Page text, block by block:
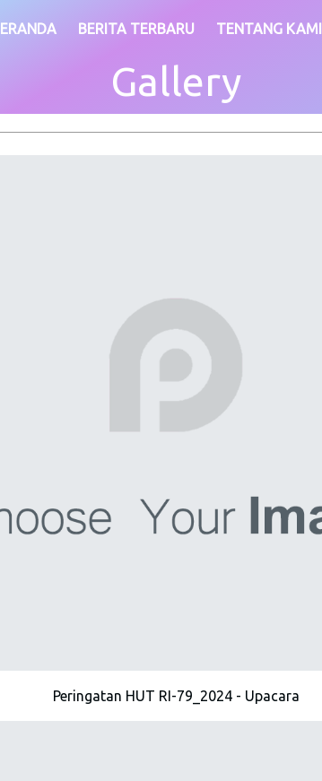
BERITA TERBARU TENTANG KAMI
Gallery
Peringatan HUT RI-79_2024 - Upacara